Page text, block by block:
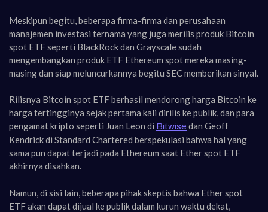
Meskipun begitu, beberapa firma-firma dan perusahaan
manajemen investasi ternama yang juga merilis produk Bitcoin
spot ETF seperti BlackRock dan Grayscale sudah
mengembangkan produk ETF Ethereum spot mereka masing-
masing dan siap meluncurkannya begitu SEC memberikan sinyal.
Rilisnya Bitcoin spot ETF berhasil mendorong harga Bitcoin ke
harga tertingginya sejak pertama kali dirilis ke publik, dan para
pengamat kripto seperti Juan Leon di Bitwise dan Geoff
Kendrick di Standard Chartered berspekulasi bahwa hal yang
sama pun dapat terjadi pada Ethereum saat Ether spot ETF
akhirnya disahkan.
Namun, di sisi lain, beberapa pihak skeptis bahwa Ether spot
ETF akan dapat dijual ke publik dalam kurun waktu dekat,